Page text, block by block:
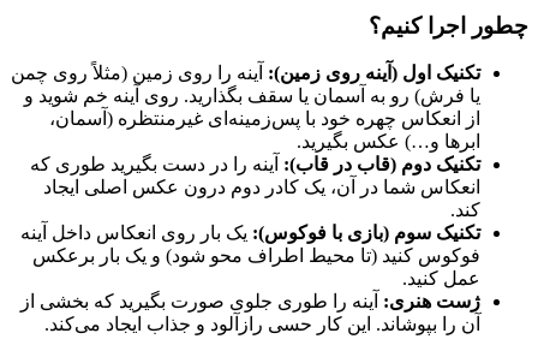
چطور اجرا کنیم؟
تکنیک اول (آینه روی زمین): آینه را روی زمین (مثلاً روی چمن
یا فرش) رو به آسمان یا سقف بگذارید. روی آینه خم شوید و
از انعکاس چهره خود با پس‌زمینه‌ای غیرمنتظره (آسمان،
ابرها و…) عکس بگیرید.
تکنیک دوم (قاب در قاب): آینه را در دست بگیرید طوری که
انعکاس شما در آن، یک کادر دوم درون عکس اصلی ایجاد
کند.
تکنیک سوم (بازی با فوکوس): یک بار روی انعکاس داخل آینه
فوکوس کنید (تا محیط اطراف محو شود) و یک بار برعکس
عمل کنید.
ژست هنری: آینه را طوری جلوی صورت بگیرید که بخشی از
آن را بپوشاند. این کار حسی رازآلود و جذاب ایجاد می‌کند.